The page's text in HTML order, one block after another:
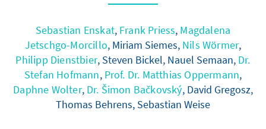
Sebastian Enskat, Frank Priess, Magdalena
Jetschgo-Morcillo, Miriam Siemes, Nils Wörmer,
Philipp Dienstbier, Steven Bickel, Nauel Semaan, Dr.
Stefan Hofmann, Prof. Dr. Matthias Oppermann,
Daphne Wolter, Dr. Šimon Bačkovský, David Gregosz,
Thomas Behrens, Sebastian Weise